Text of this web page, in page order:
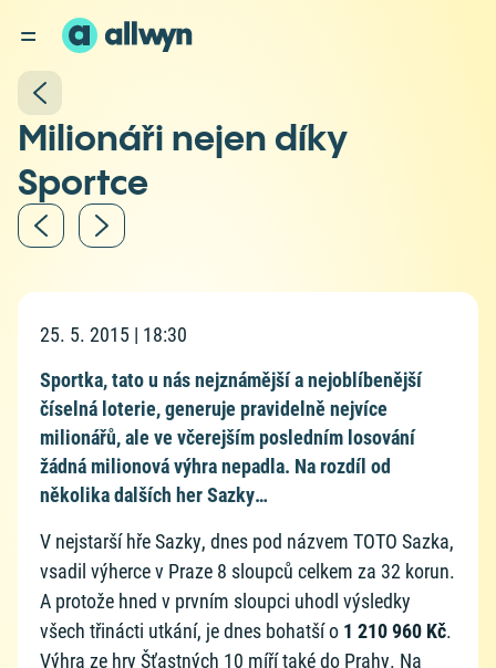
Milionáři nejen díky
Sportce
25. 5. 2015 | 18:30
Sportka, tato u nás nejznámější a nejoblíbenější
číselná loterie, generuje pravidelně nejvíce
milionářů, ale ve včerejším posledním losování
žádná milionová výhra nepadla. Na rozdíl od
několika dalších her Sazky…
V nejstarší hře Sazky, dnes pod názvem TOTO Sazka,
vsadil výherce v Praze 8 sloupců celkem za 32 korun.
A protože hned v prvním sloupci uhodl výsledky
všech třinácti utkání, je dnes bohatší o 1 210 960 Kč.
Výhra ze hry Šťastných 10 míří také do Prahy. Na